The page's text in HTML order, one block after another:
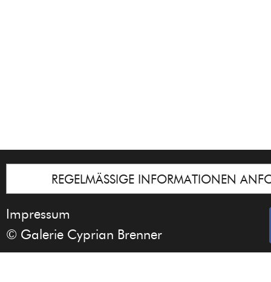
Impressum
© Galerie Cyprian Brenner
REGELMÄSSIGE INFORMATIONEN